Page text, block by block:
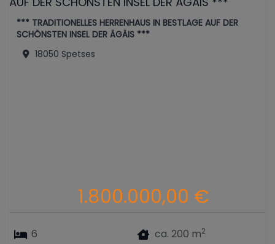
*** TRADITIONELLES HERRENHAUS IN BESTLAGE AUF DER
SCHÖNSTEN INSEL DER ÄGÄIS ***
18050 Spetses
6 ca. 200 m2
1.800.000,00 €